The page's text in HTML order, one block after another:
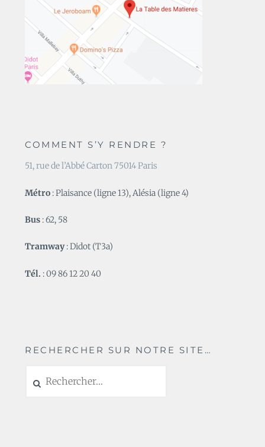
COMMENT S’Y RENDRE ?
51, rue de l’Abbé Carton 75014 Paris
Métro : Plaisance (ligne 13), Alésia (ligne 4)
Bus : 62, 58
Tramway: Didot (T3a)
Tél. : 09 86 12 20 40
RECHERCHER SUR NOTRE SITE…